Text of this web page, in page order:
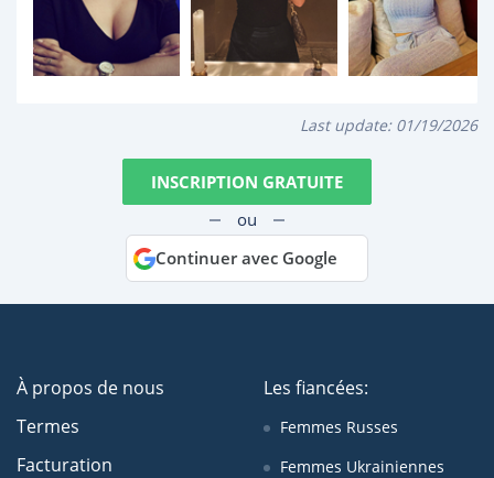
Last update: 01/19/2026
INSCRIPTION GRATUITE
ou
Continuer avec Google
À propos de nous
Termes
Facturation
Les fiancées:
Femmes Russes
Femmes Ukrainiennes